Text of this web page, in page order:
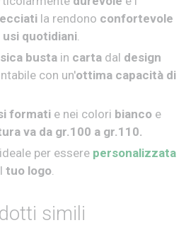
la rendono confortevole
usi quotidiani
busta in carta dal design
con un'ottima capacità di
formati e nei colori bianco e
va da gr.100 a gr.110.
ideale per essere personalizzata
tuo logo
simili